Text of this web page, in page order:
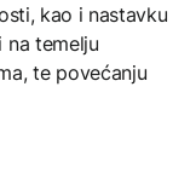
kao i nastavku
na temelju
te povećanju